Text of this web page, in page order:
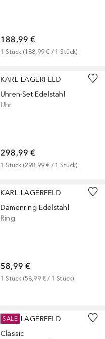
188,99 €
1 Stück (188,99 € / 1 Stück)
KARL LAGERFELD
Uhren-Set Edelstahl
Uhr
298,99 €
1 Stück (298,99 € / 1 Stück)
KARL LAGERFELD
Damenring Edelstahl
Ring
58,99 €
1 Stück (58,99 € / 1 Stück)
KARL LAGERFELD
Classic
SALE